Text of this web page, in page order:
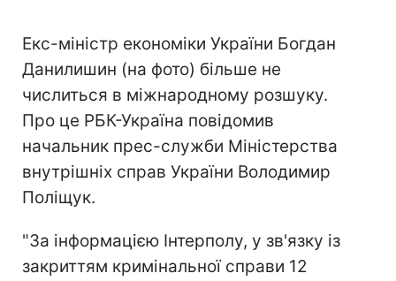
Екс-міністр економіки України Богдан
Данилишин (на фото) більше не
числиться в міжнародному розшуку.
Про це РБК-Україна повідомив
начальник прес-служби Міністерства
внутрішніх справ України Володимир
Поліщук.
"За інформацією Інтерполу, у зв'язку із
закриттям кримінальної справи 12